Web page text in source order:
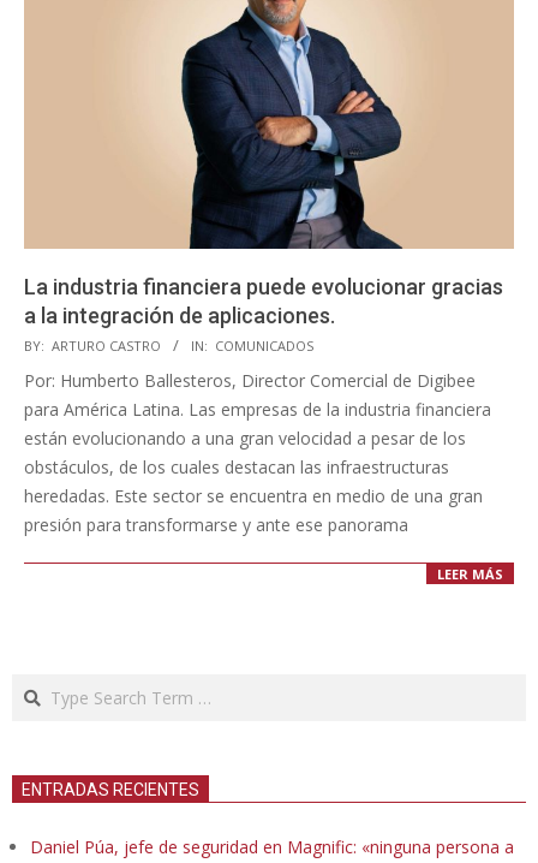
La industria financiera puede evolucionar gracias
a la integración de aplicaciones.
2023-
07-
BY: ARTURO CASTRO IN: COMUNICADOS
Por: Humberto Ballesteros, Director Comercial de Digibee
para América Latina. Las empresas de la industria financiera
están evolucionando a una gran velocidad a pesar de los
obstáculos, de los cuales destacan las infraestructuras
heredadas. Este sector se encuentra en medio de una gran
presión para transformarse y ante ese panorama
LEER MÁS
Search
ENTRADAS RECIENTES
Daniel Púa, jefe de seguridad en Magnific: «ninguna persona a